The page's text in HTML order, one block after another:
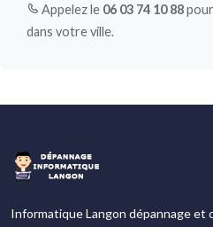
Appelez le 06 03 74 10 88
dans votre ville.
Informatique Langon dépannage et